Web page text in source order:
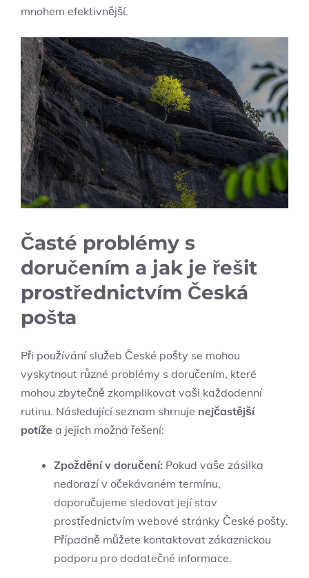
mnohem efektivnější.
Časté problémy s
doručením a jak je řešit
prostřednictvím Česká
pošta
Při používání služeb České pošty se mohou
vyskytnout různé problémy s doručením, které
mohou zbytečně zkomplikovat vaši každodenní
rutinu. Následující seznam shrnuje nejčastější
potíže a jejich možná řešení:
Zpoždění v doručení: Pokud vaše zásilka
nedorazí v očekávaném termínu,
doporučujeme sledovat její stav
prostřednictvím webové stránky České pošty.
Případně můžete kontaktovat zákaznickou
podporu pro dodatečné informace.